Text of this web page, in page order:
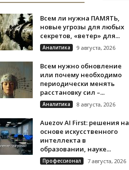
Всем ли нужна ПАМЯТЬ,
новые угрозы для любых
секретов, «ветер» для...
Аналитика 9 августа, 2026
Всем нужно обновление
или почему необходимо
периодически менять
расстановку сил –...
Аналитика 8 августа, 2026
Auezov AI First: решения на
основе искусственного
интеллекта в
образовании, науке...
Профессионал 7 августа, 2026